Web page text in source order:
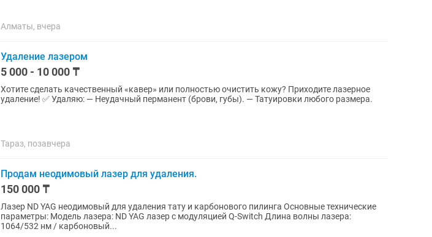
Алматы, вчера
Удаление лазером
5 000 - 10 000 ₸
Хотите сделать качественный «кавер» или полностью очистить кожу? Приходите лазерное
удаление! ✅ Удаляю: — Неудачный перманент (брови, губы). — Татуировки любого размера.
Тараз, позавчера
Продам неодимовый лазер для удаления.
150 000 ₸
Лазер ND YAG неодимовый для удаления тату и карбонового пилинга Основные технические
параметры: Модель лазера: ND YAG лазер с модуляцией Q-Switch Длина волны лазера:
1064/532 нм / карбоновый...